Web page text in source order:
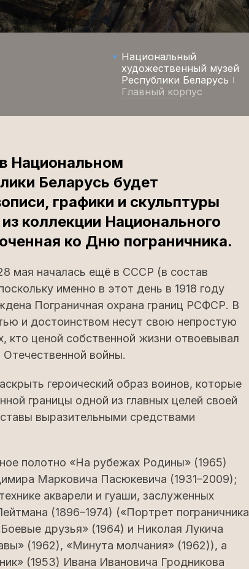
Национальный
художественный музей
Республики Беларусь
Главный корпус
Национальном
Беларусь будет
графики и скульптуры
коллекции Национального
ко Дню пограничника.
мая началась ещё в СССР (в состав
именно в этот день в 1918 году
Пограничная охрана границ РСФСР. В
и достоинством несут свою непростую
кто ценой собственной жизни отвоевывал
войны.
героический образ воинов, которые
границы одной из главных целей своей
выразительными средствами
полотно «На рубежах Родины» (1965)
Марковича Пасюкевича (1931–2009);
акварели и гуаши, заслуженных
(1896–1974) («Портрет пограничника
друзья» (1964) и Николая Лукича
(1962), «Минута молчания» (1962)), а
(1953) Ивана Ивановича Гродникова